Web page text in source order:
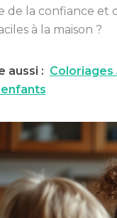
de la confiance
à la maison ?
aussi : Coloriages